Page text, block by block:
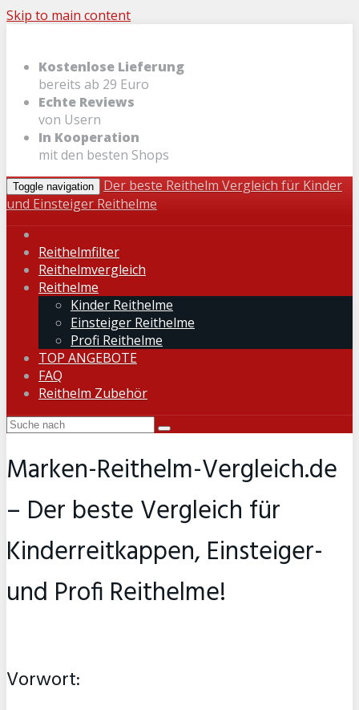
Skip to main content
Kostenlose Lieferung
bereits ab 29 Euro
Echte Reviews
von Usern
In Kooperation
mit den besten Shops
Toggle navigation
Der beste Reithelm Vergleich für Kinder
und Einsteiger Reithelme
Reithelmfilter
Reithelmvergleich
Reithelme
Kinder Reithelme
Einsteiger Reithelme
Profi Reithelme
TOP ANGEBOTE
FAQ
Reithelm Zubehör
Marken-Reithelm-Vergleich.de
– Der beste Vergleich für
Kinderreitkappen, Einsteiger-
und Profi Reithelme!
Vorwort: